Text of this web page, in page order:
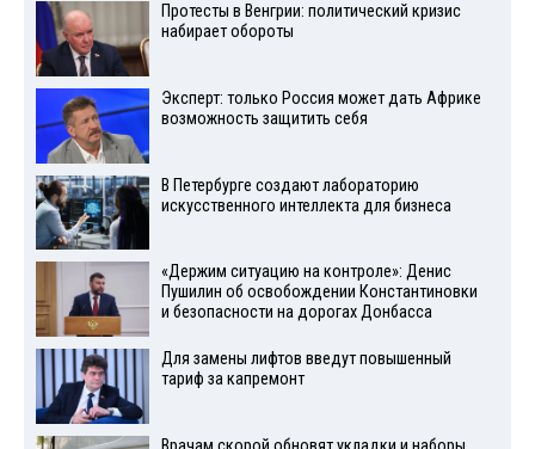
Протесты в Венгрии: политический кризис
набирает обороты
Эксперт: только Россия может дать Африке
возможность защитить себя
В Петербурге создают лабораторию
искусственного интеллекта для бизнеса
«Держим ситуацию на контроле»: Денис
Пушилин об освобождении Константиновки
и безопасности на дорогах Донбасса
Для замены лифтов введут повышенный
тариф за капремонт